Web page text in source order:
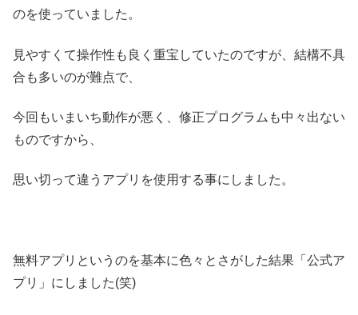
のを使っていました。
見やすくて操作性も良く重宝していたのですが、結構不具
合も多いのが難点で、
今回もいまいち動作が悪く、修正プログラムも中々出ない
ものですから、
思い切って違うアプリを使用する事にしました。
無料アプリというのを基本に色々とさがした結果「公式ア
プリ」にしました(笑)